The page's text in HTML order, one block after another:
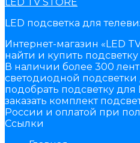
LED подсветка для
Интернет-магазин «LED
найти и купить
В наличии более 300
светодиодной
подобрать подсветку
заказать комплект
России и оплатой при
Ссылки